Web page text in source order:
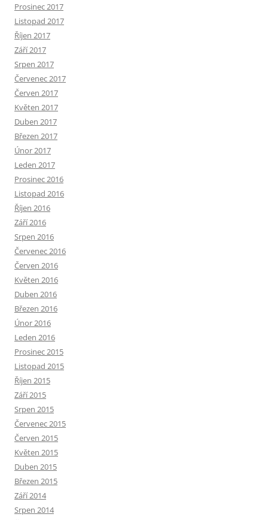
Prosinec 2017
Listopad 2017
Říjen 2017
Září 2017
Srpen 2017
Červenec 2017
Červen 2017
Květen 2017
Duben 2017
Březen 2017
Únor 2017
Leden 2017
Prosinec 2016
Listopad 2016
Říjen 2016
Září 2016
Srpen 2016
Červenec 2016
Červen 2016
Květen 2016
Duben 2016
Březen 2016
Únor 2016
Leden 2016
Prosinec 2015
Listopad 2015
Říjen 2015
Září 2015
Srpen 2015
Červenec 2015
Červen 2015
Květen 2015
Duben 2015
Březen 2015
Září 2014
Srpen 2014